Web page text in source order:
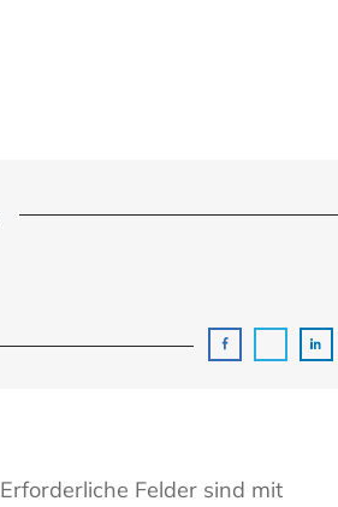
Erforderliche Felder sind mit